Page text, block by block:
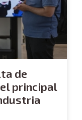
de
principal